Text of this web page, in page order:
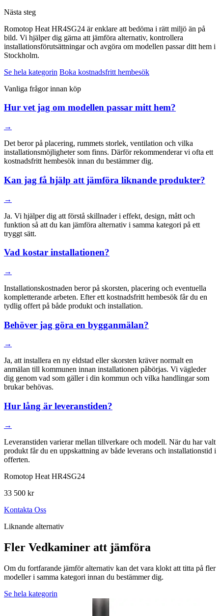
Nästa steg
Romotop Heat HR4SG24 är enklare att bedöma i rätt miljö än på
bild. Vi hjälper dig gärna att jämföra alternativ, kontrollera
installationsförutsättningar och avgöra om modellen passar ditt hem i
Stockholm.
Se hela kategorin Boka kostnadsfritt hembesök
Vanliga frågor innan köp
Hur vet jag om modellen passar mitt hem?
→
Det beror på placering, rummets storlek, ventilation och vilka
installationsmöjligheter som finns. Därför rekommenderar vi ofta ett
kostnadsfritt hembesök innan du bestämmer dig.
Kan jag få hjälp att jämföra liknande produkter?
→
Ja. Vi hjälper dig att förstå skillnader i effekt, design, mått och
funktion så att du kan jämföra alternativ i samma kategori på ett
tryggt sätt.
Vad kostar installationen?
→
Installationskostnaden beror på skorsten, placering och eventuella
kompletterande arbeten. Efter ett kostnadsfritt hembesök får du en
tydlig offert på både produkt och installation.
Behöver jag göra en bygganmälan?
→
Ja, att installera en ny eldstad eller skorsten kräver normalt en
anmälan till kommunen innan installationen påbörjas. Vi vägleder
dig genom vad som gäller i din kommun och vilka handlingar som
brukar behövas.
Hur lång är leveranstiden?
→
Leveranstiden varierar mellan tillverkare och modell. När du har valt
produkt får du en uppskattning av både leverans och installationstid i
offerten.
Romotop Heat HR4SG24
33 500 kr
Kontakta Oss
Liknande alternativ
Fler Vedkaminer att jämföra
Om du fortfarande jämför alternativ kan det vara klokt att titta på fler
modeller i samma kategori innan du bestämmer dig.
Se hela kategorin